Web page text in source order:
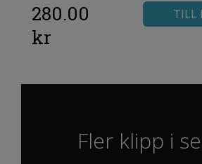
280.00
kr
TILL
Fler klipp i